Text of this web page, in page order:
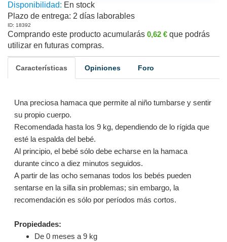
Disponibilidad: En stock
Plazo de entrega: 2 días laborables
ID: 18392
Comprando este producto acumularás 0,62 € que podrás
utilizar en futuras compras.
Características Opiniones Foro
Una preciosa hamaca que permite al niño tumbarse y sentir
su propio cuerpo.
Recomendada hasta los 9 kg, dependiendo de lo rígida que
esté la espalda del bebé.
Al principio, el bebé sólo debe echarse en la hamaca
durante cinco a diez minutos seguidos.
A partir de las ocho semanas todos los bebés pueden
sentarse en la silla sin problemas; sin embargo, la
recomendación es sólo por períodos más cortos.
Propiedades:
De 0 meses a 9 kg